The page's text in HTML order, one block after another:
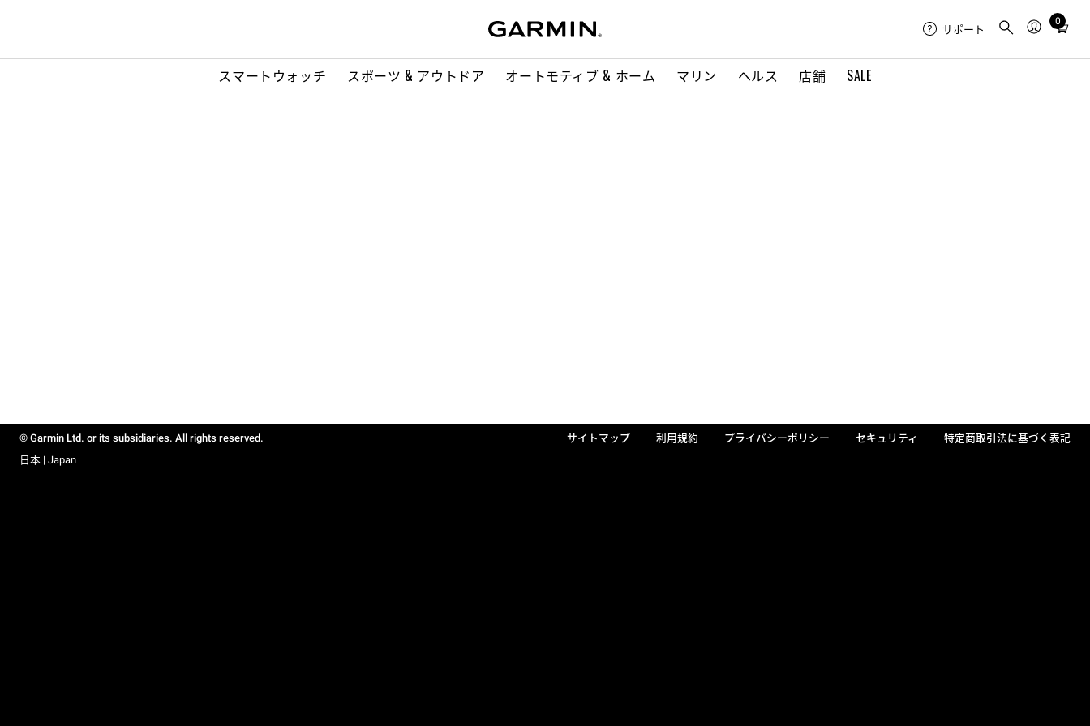
スマートウォッチ スポーツ & アウトドア オートモティブ & ホーム マリン ヘルス 店舗 SALE
サポート
0
Total
in
© Garmin Ltd. or its subsidiaries. All rights reserved. サイトマップ 利用規約 プライバシーポリシー セキュリティ
特定商取引法に基づく表記
日本 | Japan